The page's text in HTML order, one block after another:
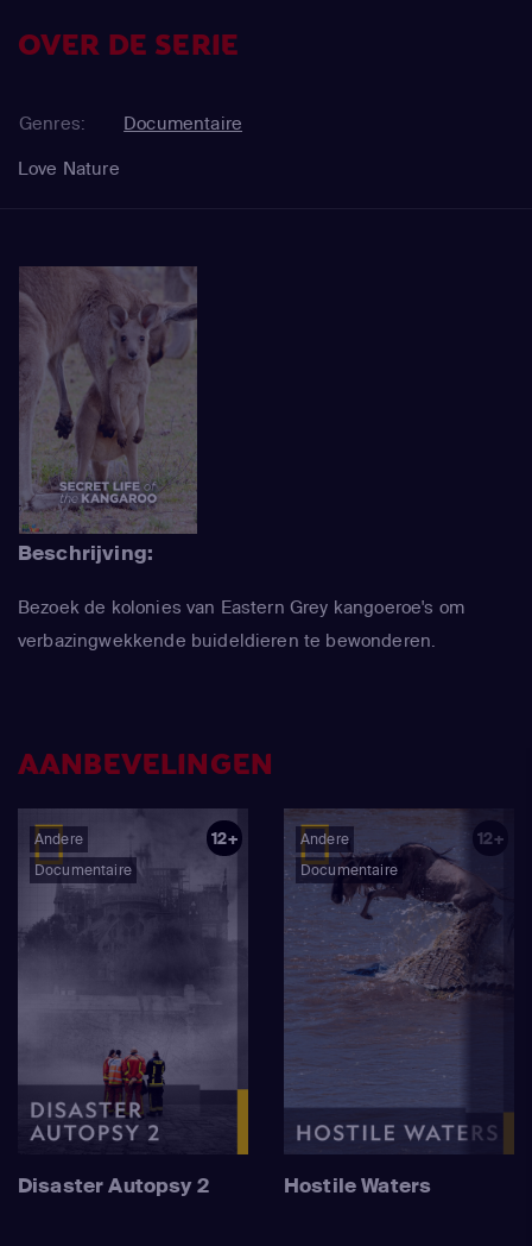
OVER DE SERIE
Genres:
Documentaire
Love Nature
Beschrijving:
Bezoek de kolonies van Eastern Grey kangoeroe's om
verbazingwekkende buideldieren te bewonderen.
AANBEVELINGEN
Andere
Documentaire
12+
Disaster Autopsy 2
Andere
Documentaire
12+
Hostile Waters